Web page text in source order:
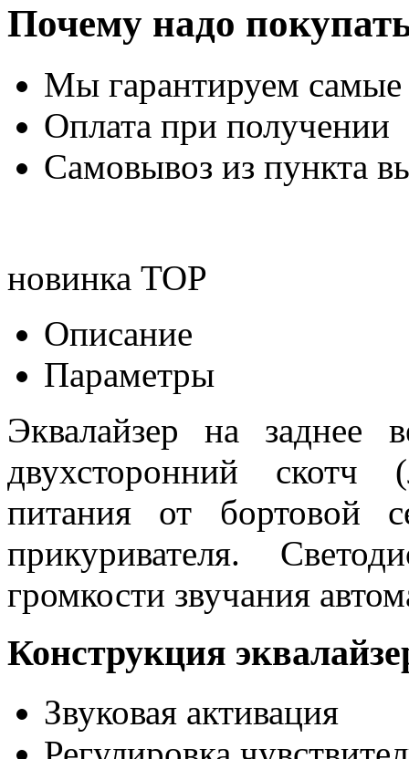
Почему надо
Мы гарантируем
Оплата при получении
Самовывоз из пункта
новинка TOP
Описание
Параметры
Эквалайзер на заднее
двухсторонний скотч
питания от бортовой
прикуривателя.
громкости звучания
Конструкция
Звуковая активация